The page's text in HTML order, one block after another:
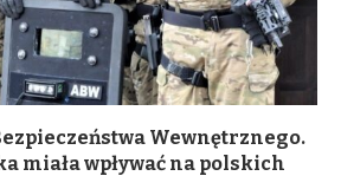
Wewnętrznego.
miała wpływać na polskich